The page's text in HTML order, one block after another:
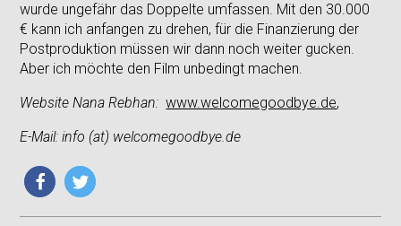
wurde ungefähr das Doppelte umfassen. Mit den 30.000
€ kann ich anfangen zu drehen, für die Finanzierung der
Postproduktion müssen wir dann noch weiter gucken.
Aber ich möchte den Film unbedingt machen.
Website Nana Rebhan: www.welcomegoodbye.de,
E-Mail: info (at) welcomegoodbye.de